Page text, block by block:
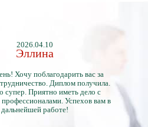
2026.04.10
Эллина
Хочу поблагодарить вас за
Диплом получила.
супер. Приятно иметь дело с
Успехов вам в
дальнейшей работе!